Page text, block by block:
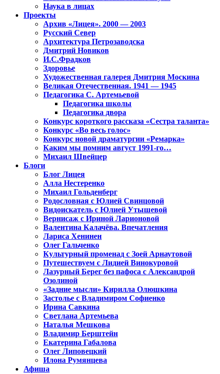
Наука в лицах
Проекты
Архив «Лицея». 2000 — 2003
Русский Север
Архитектура Петрозаводска
Дмитрий Новиков
И.С.Фрадков
Здоровье
Художественная галерея Дмитрия Москина
Великая Отечественная. 1941 — 1945
Педагогика С. Артемьевой
Педагогика школы
Педагогика двора
Конкурс короткого рассказа «Сестра таланта»
Конкурс «Во весь голос»
Конкурс новой драматургии «Ремарка»
Каким мы помним август 1991-го…
Михаил Швейцер
Блоги
Блог Лицея
Алла Нестеренко
Михаил Гольденберг
Родословная с Юлией Свинцовой
Видоискатель с Юлией Утышевой
Вернисаж с Ириной Ларионовой
Валентина Калачёва. Впечатления
Лариса Хенинен
Олег Гальченко
Культурный променад с Зоей Арнаутовой
Путешествуем с Лидией Винокуровой
Лазурный Берег без пафоса с Александрой
Озолиной
«Задние мысли» Кирилла Олюшкина
Застолье с Владимиром Софиенко
Ирина Савкина
Светлана Артемьева
Наталья Мешкова
Владимир Берштейн
Екатерина Габалова
Олег Липовецкий
Илона Румянцева
Афиша